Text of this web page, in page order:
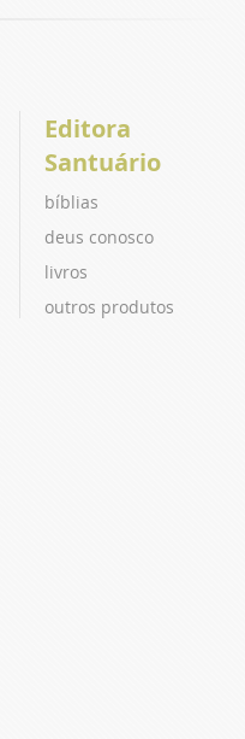
Editora
Santuário
bíblias
deus conosco
livros
outros produtos